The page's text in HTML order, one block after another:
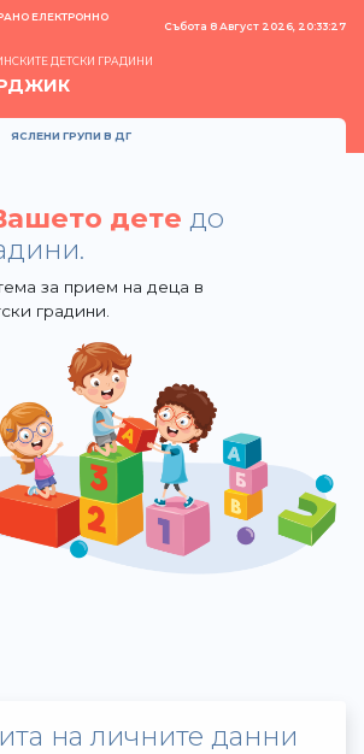
ЕЛЕКТРОННО
ДЕТСКИ ГРАДИНИ
Събота 8 Август 2026, 20:33:27
ЯСЛЕНИ ГРУПИ В ДГ
дете до
за прием на деца в
градини.
на личните данни